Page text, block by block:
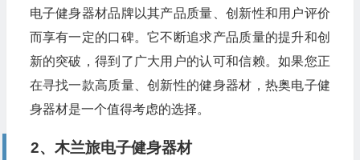
电子健身器材品牌以其产品质量、创新性和用户评价
而享有一定的口碑。它不断追求产品质量的提升和创
新的突破，得到了广大用户的认可和信赖。如果您正
在寻找一款高质量、创新性的健身器材，热奥电子健
身器材是一个值得考虑的选择。
2、木兰旅电子健身器材